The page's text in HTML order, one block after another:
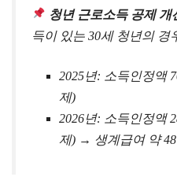
청년 근로소득 공제 개
득이 있는 30세 청년의 경
2025년: 소득인정액
제)
2026년: 소득인정액
제) → 생계급여 약